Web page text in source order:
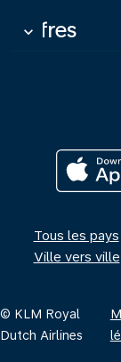
Offres
keyboard_arrow_down
Tous les pays
Ville vers ville
© KLM Royal
Dutch Airlines